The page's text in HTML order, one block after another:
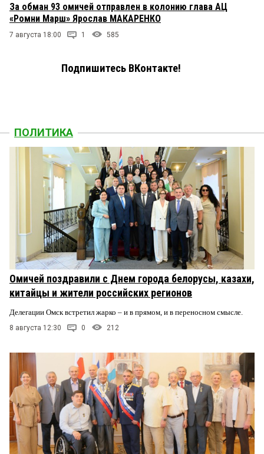
За обман 93 омичей отправлен в колонию глава АЦ
«Ромни Марш» Ярослав МАКАРЕНКО
7 августа 18:00 1 585
Подпишитесь ВКонтакте!
ПОЛИТИКА
Омичей поздравили с Днем города белорусы, казахи,
китайцы и жители российских регионов
Делегации Омск встретил жарко – и в прямом, и в переносном смысле.
8 августа 12:30 0 212